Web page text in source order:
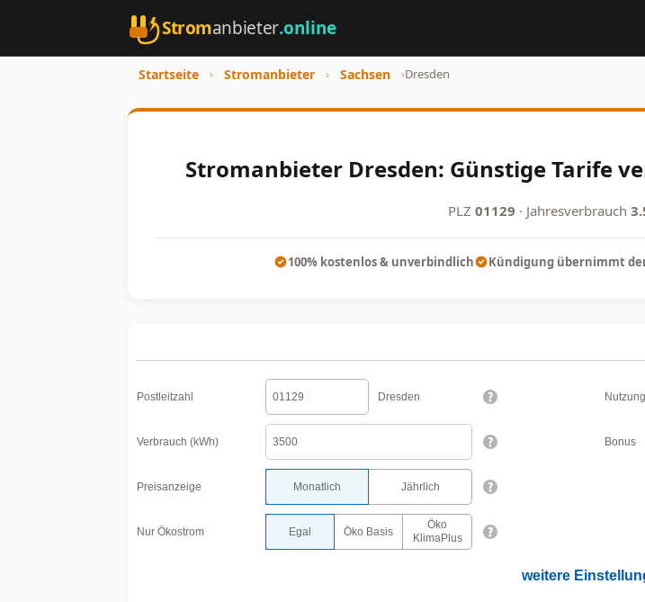
Stromanbieter.online
Startseite › Stromanbieter › Sachsen ›Dresden
Stromanbieter Dresden: Günstige Tarife
PLZ 01129 · Jahresverbrauch
100% kostenlos & unverbindlich Kündigung übernimmt